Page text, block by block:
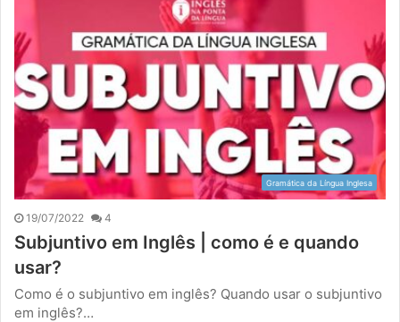
Gramática da Língua Inglesa
19/07/2022 4
Subjuntivo em Inglês | como é e quando
usar?
Como é o subjuntivo em inglês? Quando usar o subjuntivo
em inglês?…